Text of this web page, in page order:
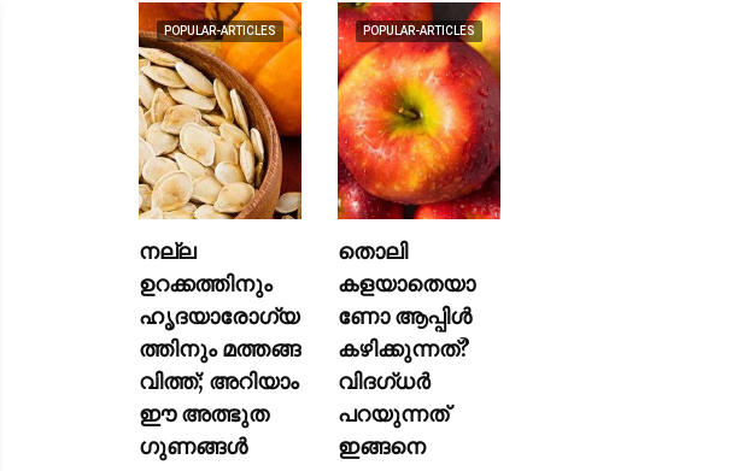
POPULAR-ARTICLES
നല്ല
ഉറക്കത്തിനും
ഹൃദയാരോഗ്യ
ത്തിനും മത്തങ്ങ
വിത്ത്; അറിയാം
ഈ അത്ഭുത
ഗുണങ്ങള്‍
POPULAR-ARTICLES
തൊലി
കളയാതെയാ
ണോ ആപ്പിള്‍
കഴിക്കുന്നത്?
വിദഗ്ധര്‍
പറയുന്നത്
ഇങ്ങനെ